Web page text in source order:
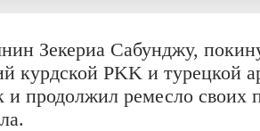
Зекериа Сабунджу,
курдской PKK и турецкой
продолжил ремесло своих